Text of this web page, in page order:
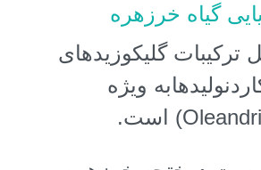
گیاه خرزهره
ترکیبات گلیکوزیدهای
ویژه
است.